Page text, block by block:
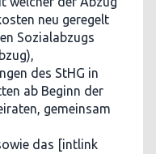
neu geregelt
Sozialabzugs
des StHG in
ab Beginn der
gemeinsam
das [intlink